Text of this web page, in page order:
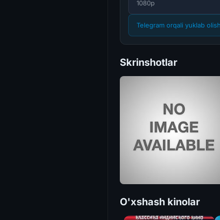
1080p
Telegram orqali yuklab
Skrinshotlar
O'xshash kinolar